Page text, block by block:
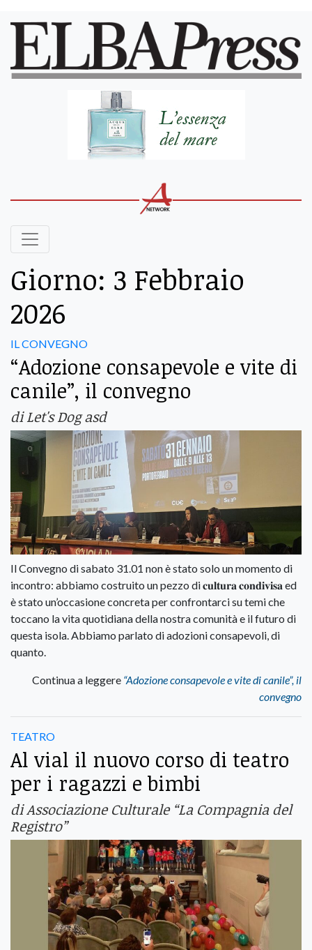
Giorno: 3 Febbraio
2026
IL CONVEGNO
“Adozione consapevole e vite di
canile”, il convegno
di Let's Dog asd
Il Convegno di sabato 31.01 non è stato solo un momento di
incontro: abbiamo costruito un pezzo di 𝐜𝐮𝐥𝐭𝐮𝐫𝐚 𝐜𝐨𝐧𝐝𝐢𝐯𝐢𝐬𝐚 ed
è stato un’occasione concreta per confrontarci su temi che
toccano la vita quotidiana della nostra comunità e il futuro di
questa isola. Abbiamo parlato di adozioni consapevoli, di
quanto.
Continua a leggere “Adozione consapevole e vite di canile”, il
convegno
TEATRO
Al vial il nuovo corso di teatro
per i ragazzi e bimbi
di Associazione Culturale “La Compagnia del
Registro”